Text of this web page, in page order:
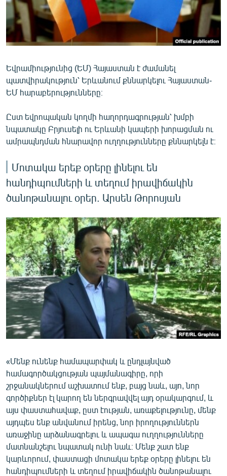
ՄԵԿՆԱԲԱՆՈՒԹՅՈՒՆ
ՏՏ ԵՒ ԻՆՏԵՐՆԵՏ
ԱՐԽԻՎ
ՏԵՍԱՆՅՈՒԹԵՐ
ՁԳՏԵԼՈՎ ԼԱՎԱԳՈՒՅՆԻՆ
ՓՈԴՔԱՍԹ
Հայերեն
English
Русский
ՀԵՏԵՎԵՔ ՄԵԶ
«Ազատության» բոլոր կայքերը
Եվրամիությունից (ԵՄ) Հայաստան է ժամանել
պատվիրակություն՝ Երևանում քննարկելու Հայաստան-
ԵՄ հարաբերությունները։
Ըստ եվրոպական կողմի հաղորդագրության՝ խմբի
նպատակը Բրյուսելի ու Երևանի կապերի խորացման ու
ամրապնդման հնարավոր ուղղությունները քննարկելն է։
Մոտակա երեք օրերը լինելու են
հանդիպումների և տեղում իրավիճակին
ծանոթանալու օրեր. Արսեն Թորոսյան
«Մենք ունենք համապարփակ և ընդլայնված
համագործակցության պայմանագիրը, որի
շրջանակներում աշխատում ենք, բայց նաև, այո, նոր
գործիքներ էլ կարող են ներգրավվել այդ օրակարգում, և
այս փաստահավաք, ըստ էության, առաքելությունը, մենք
այդպես ենք անվանում իրենց, նոր իրողություններն
առաջինը արձանագրելու և ապագա ուղղությունները
մատնանշելու նպատակ ունի նաև։ Մենք շատ ենք
կարևորում, փաստացի մոտակա երեք օրերը լինելու են
հանդիպումների և տեղում իրավիճակին ծանոթանալու